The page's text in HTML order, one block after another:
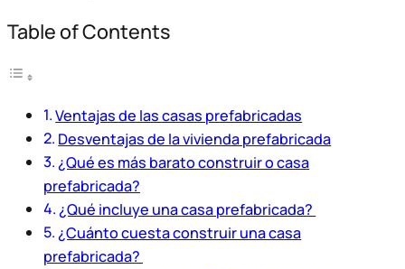
Table of Contents
Ventajas de las casas prefabricadas
Desventajas de la vivienda prefabricada
¿Qué es más barato construir o casa
prefabricada?
¿Qué incluye una casa prefabricada?
¿Cuánto cuesta construir una casa
prefabricada?